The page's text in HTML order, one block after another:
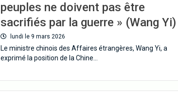
peuples ne doivent pas être
sacrifiés par la guerre » (Wang Yi)
lundi le 9 mars 2026
Le ministre chinois des Affaires étrangères, Wang Yi, a
exprimé la position de la Chine…